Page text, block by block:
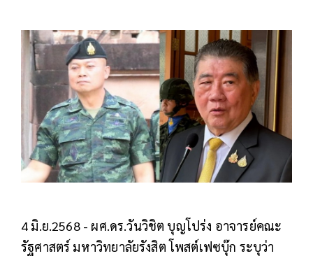
4 มิ.ย.2568 - ผศ.ดร.วันวิชิต บุญโปร่ง อาจารย์คณะ
รัฐศาสตร์ มหาวิทยาลัยรังสิต โพสต์เฟซบุ๊ก ระบุว่า